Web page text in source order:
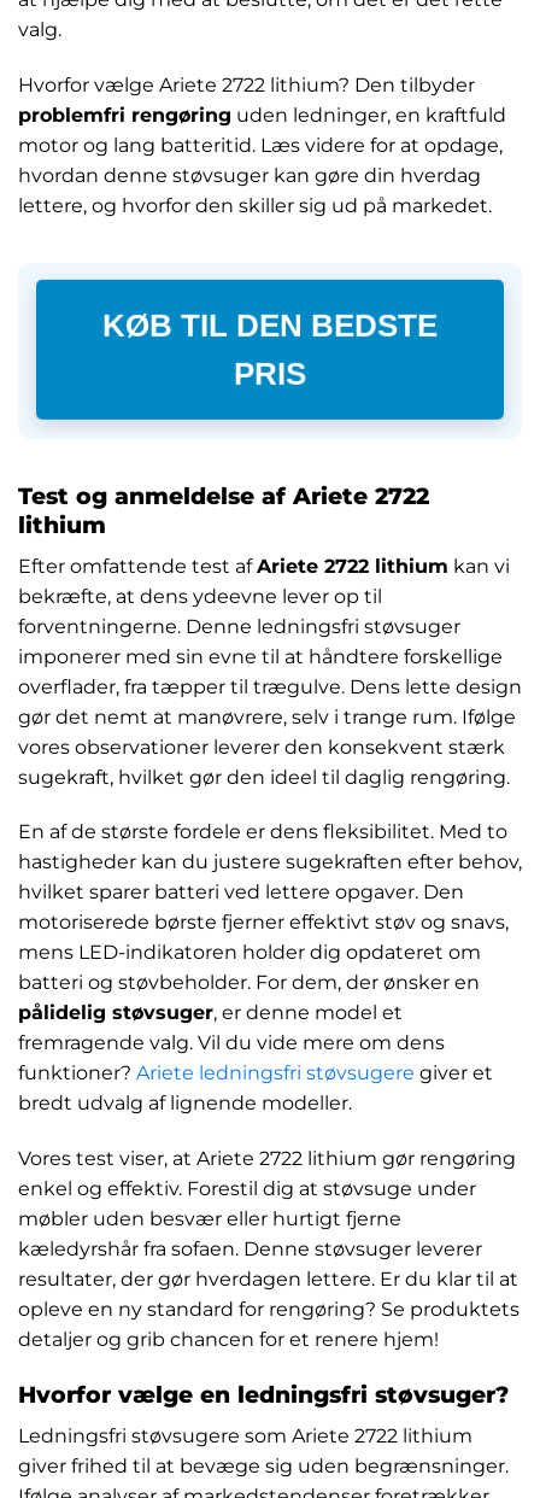
valg.
Hvorfor vælge Ariete 2722 lithium? Den tilbyder
problemfri rengøring uden ledninger, en kraftfuld
motor og lang batteritid. Læs videre for at opdage,
hvordan denne støvsuger kan gøre din hverdag
lettere, og hvorfor den skiller sig ud på markedet.
KØB TIL DEN BEDSTE
PRIS
Test og anmeldelse af Ariete 2722
lithium
Efter omfattende test afAriete 2722 lithium kan vi
bekræfte, at dens ydeevne lever op til
forventningerne. Denne ledningsfri støvsuger
imponerer med sin evne til at håndtere forskellige
overflader, fra tæpper til trægulve. Dens lette design
gør det nemt at manøvrere, selv i trange rum. Ifølge
vores observationer leverer den konsekvent stærk
sugekraft, hvilket gør den ideel til daglig rengøring.
En af de største fordele er dens fleksibilitet. Med to
hastigheder kan du justere sugekraften efter behov,
hvilket sparer batteri ved lettere opgaver. Den
motoriserede børste fjerner effektivt støv og snavs,
mens LED-indikatoren holder dig opdateret om
batteri og støvbeholder. For dem, der ønsker en
pålidelig støvsuger, er denne model et
fremragende valg. Vil du vide mere om dens
funktioner? Ariete ledningsfri støvsugere giver et
bredt udvalg af lignende modeller.
Vores test viser, at Ariete 2722 lithium gør rengøring
enkel og effektiv. Forestil dig at støvsuge under
møbler uden besvær eller hurtigt fjerne
kæledyrshår fra sofaen. Denne støvsuger leverer
resultater, der gør hverdagen lettere. Er du klar til at
opleve en ny standard for rengøring? Se produktets
detaljer og grib chancen for et renere hjem!
Hvorfor vælge en ledningsfri støvsuger?
Ledningsfri støvsugere som Ariete 2722 lithium
giver frihed til at bevæge sig uden begrænsninger.